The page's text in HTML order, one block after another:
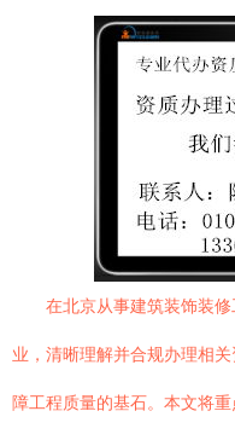
在北京从事建筑装饰装
业，清晰理解并合规办理相
障工程质量的基石。本文将